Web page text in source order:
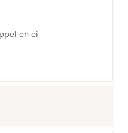
en ei